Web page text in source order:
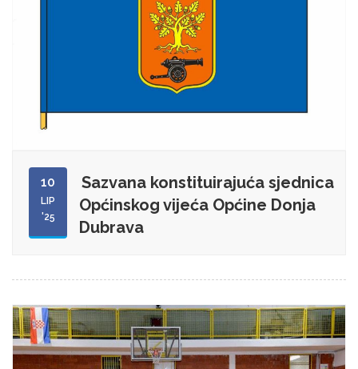
10
LIP
'25
Sazvana konstituirajuća sjednica
Općinskog vijeća Općine Donja
Dubrava